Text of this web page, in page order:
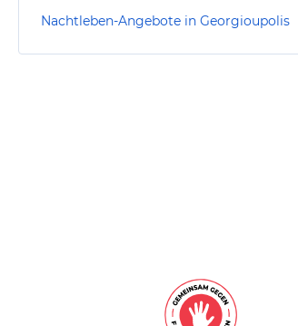
Nachtleben-Angebote in Georgioupolis